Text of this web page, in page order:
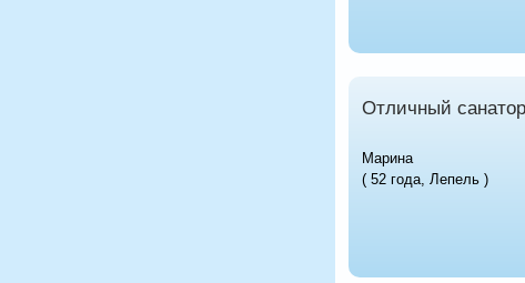
Отличный
Марина
( 52 года, Лепель )